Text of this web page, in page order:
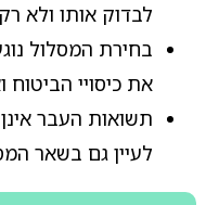
לבדוק אותו ולא
בחירת המסלול
את כיסויי
תשואות העבר
לעיין גם בשאר